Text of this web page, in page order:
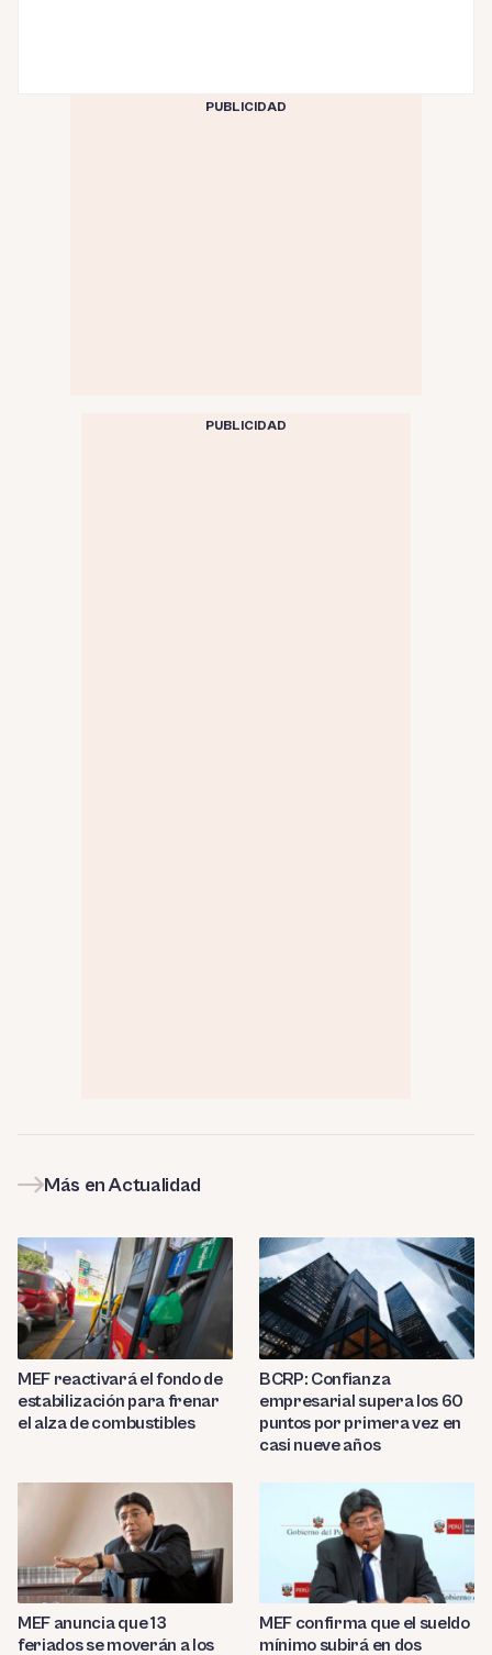
PUBLICIDAD
PUBLICIDAD
Más en Actualidad
MEF reactivará el fondo de
estabilización para frenar
el alza de combustibles
BCRP: Confianza
empresarial supera los 60
puntos por primera vez en
casi nueve años
MEF anuncia que 13
feriados se moverán a los
MEF confirma que el sueldo
mínimo subirá en dos